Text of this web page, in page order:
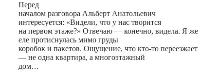
Перед
началом разговора Альберт Анатольевич
интересуется: «Видели, что у нас творится
на первом этаже?» Отвечаю — конечно, видела. Я же
еле протиснулась мимо груды
коробок и пакетов. Ощущение, что кто-то переезжает
— не одна квартира, а многоэтажный
дом…